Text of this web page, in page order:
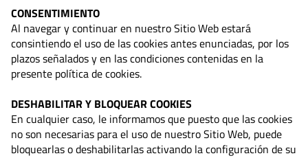
CONSENTIMIENTO
Al navegar y continuar en nuestro Sitio Web estará
consintiendo el uso de las cookies antes enunciadas, por los
plazos señalados y en las condiciones contenidas en la
presente política de cookies.
DESHABILITAR Y BLOQUEAR COOKIES
En cualquier caso, le informamos que puesto que las cookies
no son necesarias para el uso de nuestro Sitio Web, puede
bloquearlas o deshabilitarlas activando la configuración de su